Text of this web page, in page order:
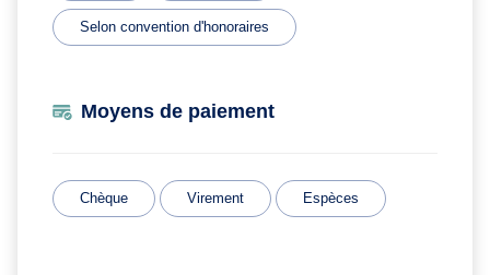
Selon convention d'honoraires
Moyens de paiement
Chèque Virement Espèces